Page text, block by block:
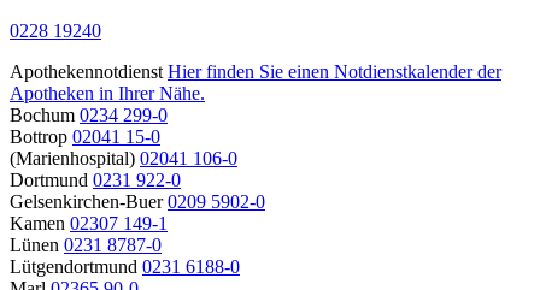
0228 19240
Apothekennotdienst Hier finden Sie einen Notdienstkalender der
Apotheken in Ihrer Nähe.
Bochum 0234 299-0
Bottrop 02041 15-0
(Marienhospital) 02041 106-0
Dortmund 0231 922-0
Gelsenkirchen-Buer 0209 5902-0
Kamen 02307 149-1
Lünen 0231 8787-0
Lütgendortmund 0231 6188-0